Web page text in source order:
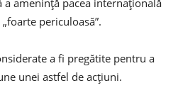
a amenință pacea internațională
periculoasă”.
a fi pregătite pentru a
unei astfel de acțiuni.